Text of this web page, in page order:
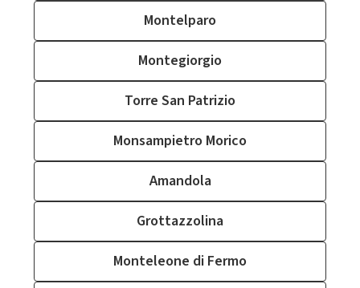
Montelparo
Montegiorgio
Torre San Patrizio
Monsampietro Morico
Amandola
Grottazzolina
Monteleone di Fermo